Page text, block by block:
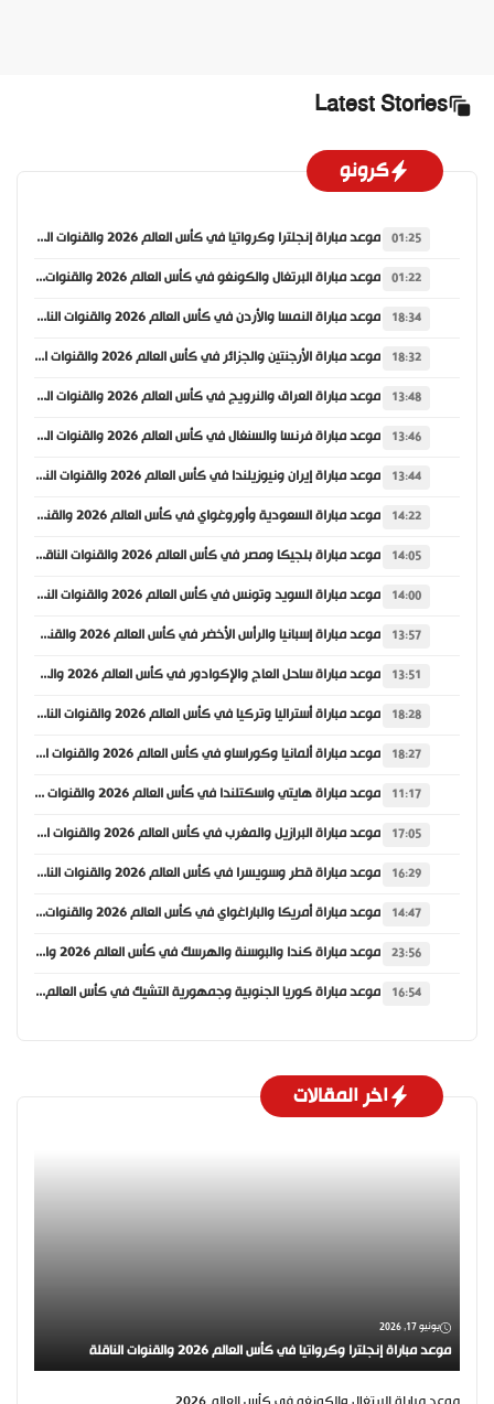
Latest Stories
كرونو
01:25 موعد مباراة إنجلترا وكرواتيا في كأس العالم 2026 والقنوات الناقلة
01:22 موعد مباراة البرتغال والكونغو في كأس العالم 2026 والقنوات الناقلة
18:34 موعد مباراة النمسا والأردن في كأس العالم 2026 والقنوات الناقلة
18:32 موعد مباراة الأرجنتين والجزائر في كأس العالم 2026 والقنوات الناقلة
13:48 موعد مباراة العراق والنرويج في كأس العالم 2026 والقنوات الناقلة
13:46 موعد مباراة فرنسا والسنغال في كأس العالم 2026 والقنوات الناقلة
13:44 موعد مباراة إيران ونيوزيلندا في كأس العالم 2026 والقنوات الناقلة
14:22 موعد مباراة السعودية وأوروغواي في كأس العالم 2026 والقنوات الناقلة
14:05 موعد مباراة بلجيكا ومصر في كأس العالم 2026 والقنوات الناقلة
14:00 موعد مباراة السويد وتونس في كأس العالم 2026 والقنوات الناقلة
13:57 موعد مباراة إسبانيا والرأس الأخضر في كأس العالم 2026 والقنوات الناقلة
13:51 موعد مباراة ساحل العاج والإكوادور في كأس العالم 2026 والقنوات الناقلة
18:28 موعد مباراة أستراليا وتركيا في كأس العالم 2026 والقنوات الناقلة
18:27 موعد مباراة ألمانيا وكوراساو في كأس العالم 2026 والقنوات الناقلة
11:17 موعد مباراة هايتي واسكتلندا في كأس العالم 2026 والقنوات الناقلة
17:05 موعد مباراة البرازيل والمغرب في كأس العالم 2026 والقنوات الناقلة
16:29 موعد مباراة قطر وسويسرا في كأس العالم 2026 والقنوات الناقلة
14:47 موعد مباراة أمريكا والباراغواي في كأس العالم 2026 والقنوات الناقلة
23:56 موعد مباراة كندا والبوسنة والهرسك في كأس العالم 2026 والقنوات الناقلة
16:54 موعد مباراة كوريا الجنوبية وجمهورية التشيك في كأس العالم 2026 والقنوات الناقلة
اخر المقالات
يونيو 17, 2026
موعد مباراة إنجلترا وكرواتيا في كأس العالم 2026 والقنوات الناقلة